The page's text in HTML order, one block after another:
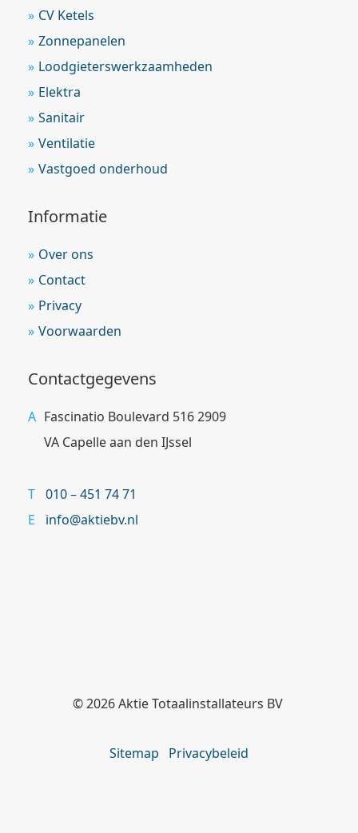
CV Ketels
Zonnepanelen
Loodgieterswerkzaamheden
Elektra
Sanitair
Ventilatie
Vastgoed onderhoud
Informatie
Over ons
Contact
Privacy
Voorwaarden
Contactgegevens
Fascinatio Boulevard 516 2909
VA Capelle aan den IJssel
010 – 451 74 71
info@aktiebv.nl
© 2026Aktie Totaalinstallateurs BV
Sitemap Privacybeleid